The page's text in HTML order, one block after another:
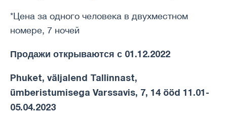
*Цена за одного человека в двухместном
номере, 7 ночей
Продажи открываются с 01.12.2022
Phuket, väljalend Tallinnast,
ümberistumisega Varssavis, 7, 14 ööd 11.01-
05.04.2023